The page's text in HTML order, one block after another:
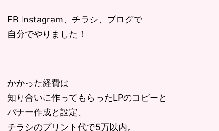
FB.Instagram、チラシ、ブログで
自分でやりました！
かかった経費は
知り合いに作ってもらったLPのコピーと
バナー作成と設定、
チラシのプリント代で5万以内。